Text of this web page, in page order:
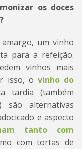
os doces
um vinho
para a refeição.
vinhos mais
isso, o vinho do
tardia (também
) são alternativas
e aspecto
tanto com
com tortas de